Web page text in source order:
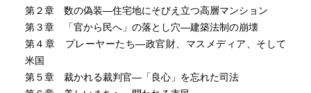
第２章 数の偽装―住宅地にそびえ立つ高層マンション
第３章 「官から民へ」の落とし穴―建築法制の崩壊
第４章 プレーヤーたち―政官財、マスメディア、そして
米国
第５章 裁かれる裁判官―「良心」を忘れた司法